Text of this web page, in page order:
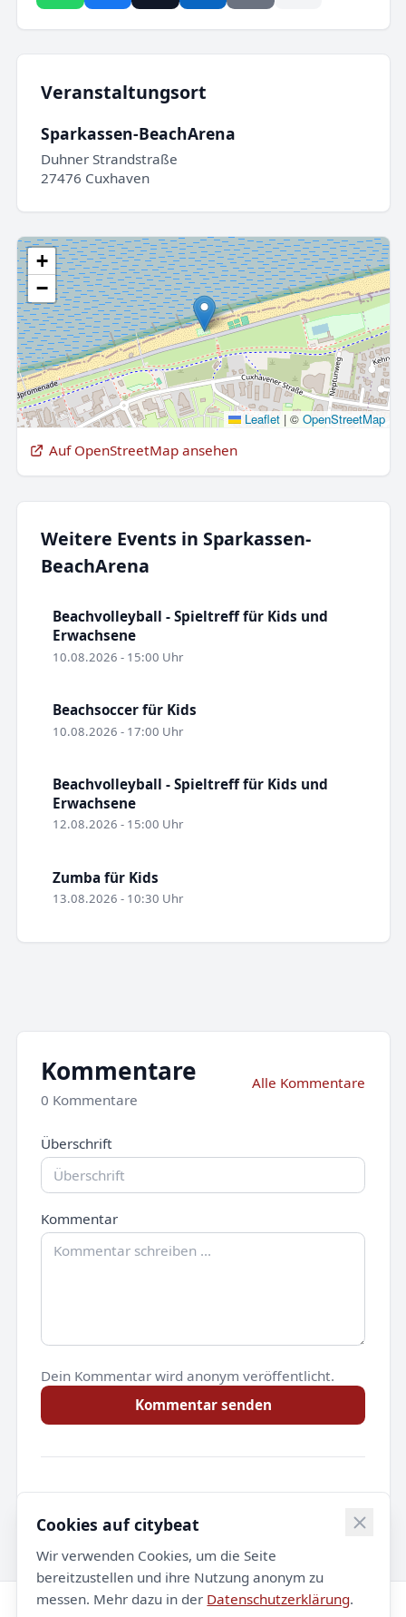
Veranstaltungsort
Sparkassen-BeachArena
Duhner Strandstraße
27476 Cuxhaven
+
−
Leaflet |© OpenStreetMap
Auf OpenStreetMap ansehen
Weitere Events in Sparkassen-
BeachArena
Beachvolleyball - Spieltreff für Kids und
Erwachsene
10.08.2026 - 15:00 Uhr
Beachsoccer für Kids
10.08.2026 - 17:00 Uhr
Beachvolleyball - Spieltreff für Kids und
Erwachsene
12.08.2026 - 15:00 Uhr
Zumba für Kids
13.08.2026 - 10:30 Uhr
Kommentare
0 Kommentare
Alle Kommentare
Überschrift
Kommentar
Dein Kommentar wird anonym veröffentlicht.
Kommentar senden
Noch keine Kommentare.
Cookies auf citybeat
Wir verwenden Cookies, um die Seite
bereitzustellen und ihre Nutzung anonym zu
messen. Mehr dazu in der Datenschutzerklärung.